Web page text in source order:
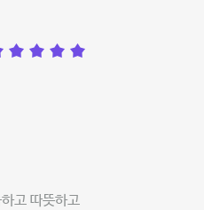
고 따뜻하고